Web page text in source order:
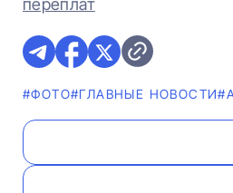
переплат
#ФОТО#ГЛАВНЫЕ НОВОСТИ